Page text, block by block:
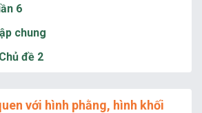
6
chung
đề 2
với hình phằng, hình khối